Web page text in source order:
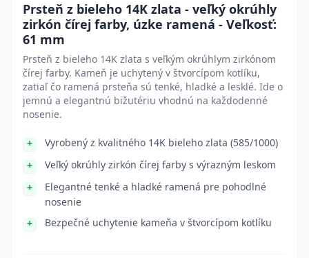
Prsteň z bieleho 14K zlata - veľký okrúhly
zirkón čírej farby, úzke ramená - Veľkosť:
61 mm
Prsteň z bieleho 14K zlata s veľkým okrúhlym zirkónom
čírej farby. Kameň je uchytený v štvorcípom kotlíku,
zatiaľ čo ramená prsteňa sú tenké, hladké a lesklé. Ide o
jemnú a elegantnú bižutériu vhodnú na každodenné
nosenie.
Vyrobený z kvalitného 14K bieleho zlata (585/1000)
Veľký okrúhly zirkón čírej farby s výrazným leskom
Elegantné tenké a hladké ramená pre pohodlné
nosenie
Bezpečné uchytenie kameňa v štvorcípom kotlíku